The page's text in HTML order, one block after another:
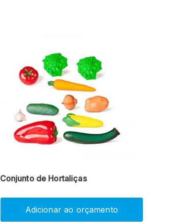
Conjunto de Hortaliças
Adicionar ao orçamento